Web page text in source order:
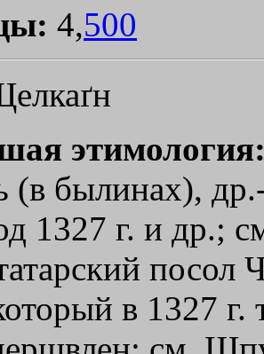
4,500
(в былинах),
1327 г. и др.;
посол
в 1327